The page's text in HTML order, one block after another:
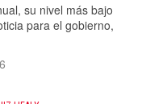
su nivel más bajo
para el gobierno,